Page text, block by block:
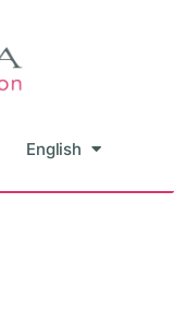
English
中文